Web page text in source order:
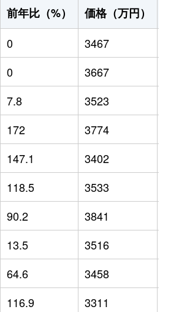
前年比（%） 価格（万円）
0 3467
0 3667
7.8 3523
172 3774
147.1 3402
118.5 3533
90.2 3841
13.5 3516
64.6 3458
116.9 3311